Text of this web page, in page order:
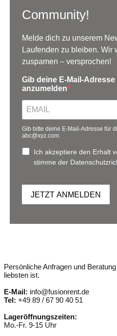
Community!
Melde dich zu unserem
Laufenden zu bleiben. Wir
zuspamen – versprochen!
Gib deine E-Mail-
anzumelden
Gib bitte deine E-Mail-Adresse für
abc@xyz.com.
Ich akzeptiere den Erhalt
stimme der
JETZT ANMELDEN
Persönliche Anfragen und
liebsten ist.
E-Mail: info@fusionrent.de
Tel: +49 89 / 67 90 40 51
Lageröffnungszeiten:
Mo.-Fr. 9-15 Uhr